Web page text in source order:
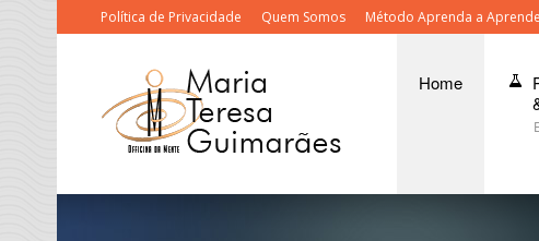
Política de Privacidade Quem Somos Método Aprenda a
Home